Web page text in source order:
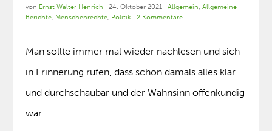
von Ernst Walter Henrich |24. Oktober 2021 |Allgemein,Allgemeine
Berichte, Menschenrechte, Politik |2 Kommentare
Man sollte immer mal wieder nachlesen und sich
in Erinnerung rufen, dass schon damals alles klar
und durchschaubar und der Wahnsinn offenkundig
war.